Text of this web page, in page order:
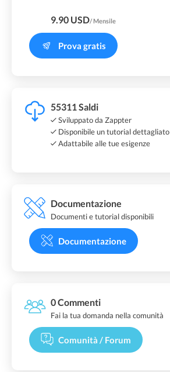
9.90 USD/ Mensile
Prova gratis
55311 Saldi
Sviluppato da Zappter
Disponibile un tutorial dettagliato
Adattabile alle tue esigenze
Documentazione
Documenti e tutorial disponibili
Documentazione
0 Commenti
Fai la tua domanda nella comunità
Comunità / Forum